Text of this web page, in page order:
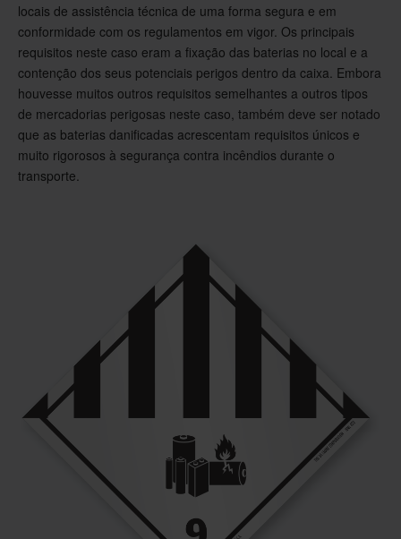
locais de assistência técnica de uma forma segura e em
conformidade com os regulamentos em vigor. Os principais
requisitos neste caso eram a fixação das baterias no local e a
contenção dos seus potenciais perigos dentro da caixa. Embora
houvesse muitos outros requisitos semelhantes a outros tipos
de mercadorias perigosas neste caso, também deve ser notado
que as baterias danificadas acrescentam requisitos únicos e
muito rigorosos à segurança contra incêndios durante o
transporte.